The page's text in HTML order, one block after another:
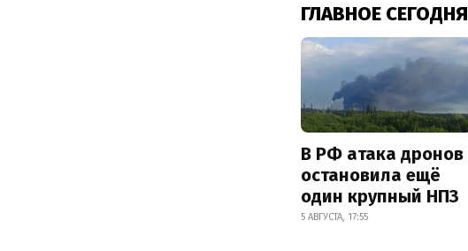
ГЛАВНОЕ СЕГОДНЯ
В РФ атака дронов
остановила ещё
один крупный НПЗ
5 АВГУСТА, 17:55